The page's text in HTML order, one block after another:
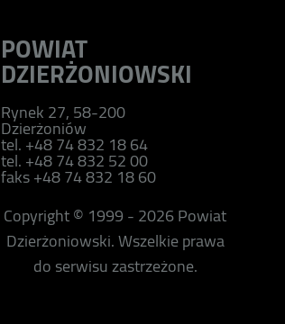
POWIAT
DZIERŻONIOWSKI
Rynek 27, 58-200
Dzierżoniów
tel. +48 74 832 18 64
tel. +48 74 832 52 00
faks +48 74 832 18 60
Copyright © 1999 - 2026 Powiat
Dzierżoniowski. Wszelkie prawa
do serwisu zastrzeżone.